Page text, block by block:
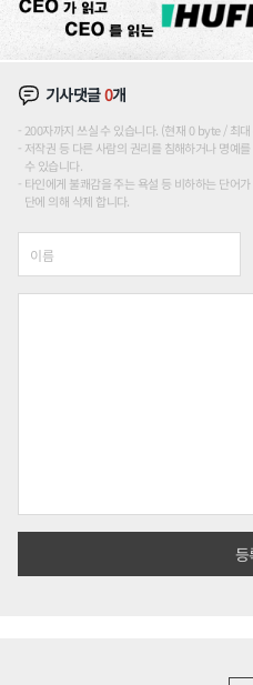
기사댓글0개
200자까지 쓰실 수 있습니다. (현재 0 byte / 최
저작권 등 다른 사람의 권리를 침해하거나 명예
수 있습니다.
타인에게 불쾌감을 주는 욕설 등 비하하는 단어
단에 의해 삭제 합니다.